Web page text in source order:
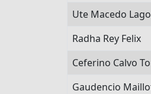
Ute Macedo
Radha Rey Felix
Ceferino Calvo
Gaudencio